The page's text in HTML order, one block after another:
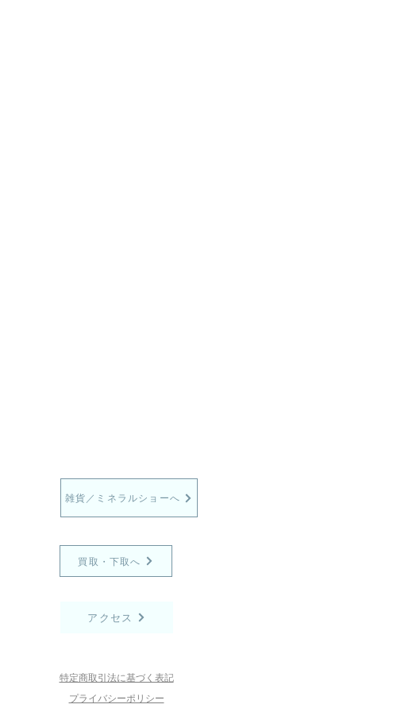
雑貨／ミネラルショーへ
買取・下取へ
アクセス
特定商取引法に基づく表記
プライバシーポリシー